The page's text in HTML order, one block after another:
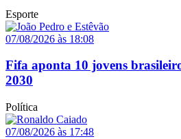
Esporte
07/08/2026 às 18:08
Fifa aponta 10 jovens
2030
Política
07/08/2026 às 17:48